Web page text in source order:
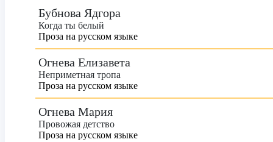
Бубнова Ядгора
Когда ты белый
Проза на русском языке
Огнева Елизавета
Неприметная тропа
Проза на русском языке
Огнева Мария
Провожая детство
Проза на русском языке